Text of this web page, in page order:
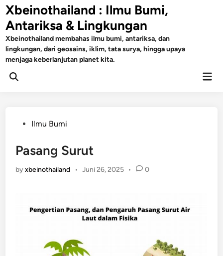
Skip
to
content
Xbeinothailand : Ilmu Bumi,
Antariksa & Lingkungan
Xbeinothailand membahas ilmu bumi, antariksa, dan
lingkungan, dari geosains, iklim, tata surya, hingga upaya
menjaga keberlanjutan planet kita.
Open
PostedIlmu Bumi
Pasang Surut
byxbeinothailand • Juni 26, 2025 • 0